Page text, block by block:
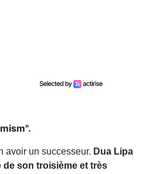
avoir un successeur. Dua Lipa
son troisième et très